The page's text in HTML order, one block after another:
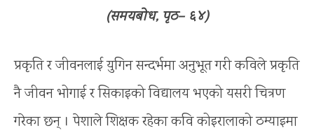
(समयबोध, पृठ– ६४)
प्रकृति र जीवनलाई युगिन सन्दर्भमा अनुभूत गरी कविले प्रकृति
नै जीवन भोगाई र सिकाइको विद्यालय भएको यसरी चित्रण
गरेका छन् । पेशाले शिक्षक रहेका कवि कोइरालाको ठम्याइमा